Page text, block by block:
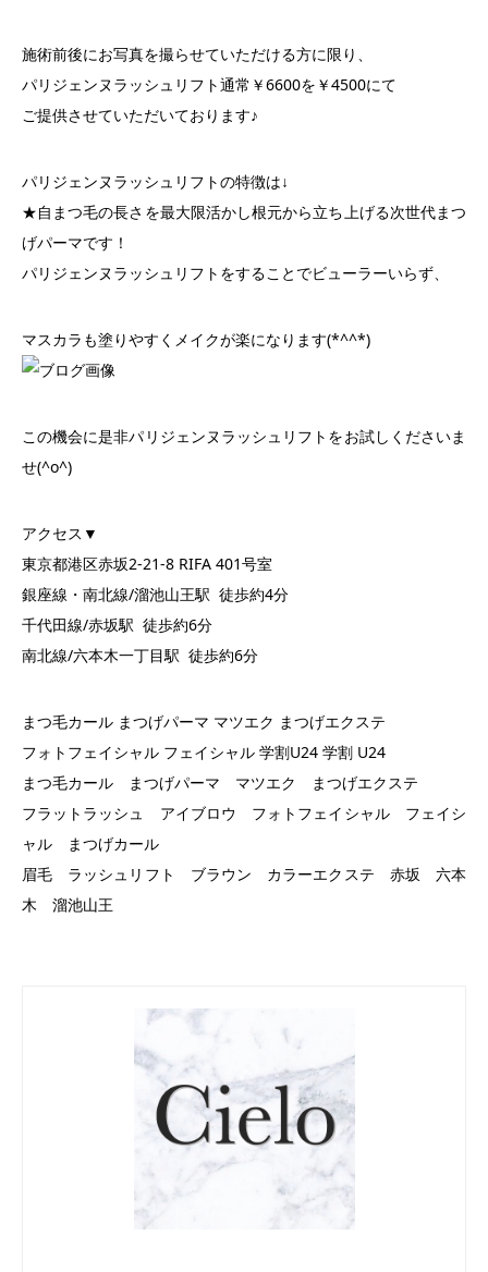
施術前後にお写真を撮らせていただける方に限り、
パリジェンヌラッシュリフト通常￥6600を￥4500にて
ご提供させていただいております♪
パリジェンヌラッシュリフトの特徴は↓
★自まつ毛の長さを最大限活かし根元から立ち上げる次世代まつ
げパーマです！
パリジェンヌラッシュリフトをすることでビューラーいらず、
マスカラも塗りやすくメイクが楽になります(*^^*)
この機会に是非パリジェンヌラッシュリフトをお試しくださいま
せ(^o^)
アクセス▼
東京都港区赤坂2-21-8 RIFA 401号室
銀座線・南北線/溜池山王駅 徒歩約4分
千代田線/赤坂駅 徒歩約6分
南北線/六本木一丁目駅 徒歩約6分
まつ毛カール まつげパーマ マツエク まつげエクステ
フォトフェイシャル フェイシャル 学割U24 学割 U24
まつ毛カール まつげパーマ マツエク まつげエクステ
フラットラッシュ アイブロウ フォトフェイシャル フェイシ
ャル まつげカール
眉毛 ラッシュリフト ブラウン カラーエクステ 赤坂 六本
木 溜池山王